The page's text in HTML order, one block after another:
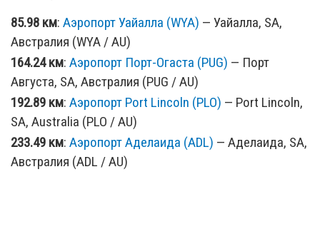
85.98 км: Аэропорт Уайалла (WYA) — Уайалла, SA,
Австралия (WYA / AU)
164.24 км: Аэропорт Порт-Огаста (PUG) — Порт
Августа, SA, Австралия (PUG / AU)
192.89 км: Аэропорт Port Lincoln (PLO) — Port Lincoln,
SA, Australia (PLO / AU)
233.49 км: Аэропорт Аделаида (ADL) — Аделаида, SA,
Австралия (ADL / AU)